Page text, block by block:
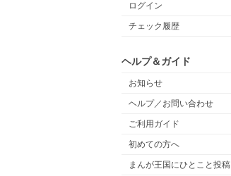
ログイン
チェック履歴
ヘルプ＆ガイド
お知らせ
ヘルプ／お問い合わせ
ご利用ガイド
初めての方へ
まんが王国にひとこと投稿